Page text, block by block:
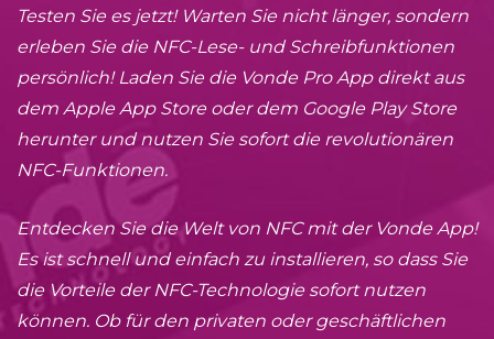
Testen Sie es jetzt! Warten Sie nicht länger, sondern
erleben Sie die NFC-Lese- und Schreibfunktionen
persönlich! Laden Sie die Vonde Pro App direkt aus
dem Apple App Store oder dem Google Play Store
herunter und nutzen Sie sofort die revolutionären
NFC-Funktionen.
Entdecken Sie die Welt von NFC mit der Vonde App!
Es ist schnell und einfach zu installieren, so dass Sie
die Vorteile der NFC-Technologie sofort nutzen
können. Ob für den privaten oder geschäftlichen